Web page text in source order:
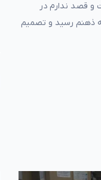
و قصد ندارم در
ذهنم رسید و تصمیم‌